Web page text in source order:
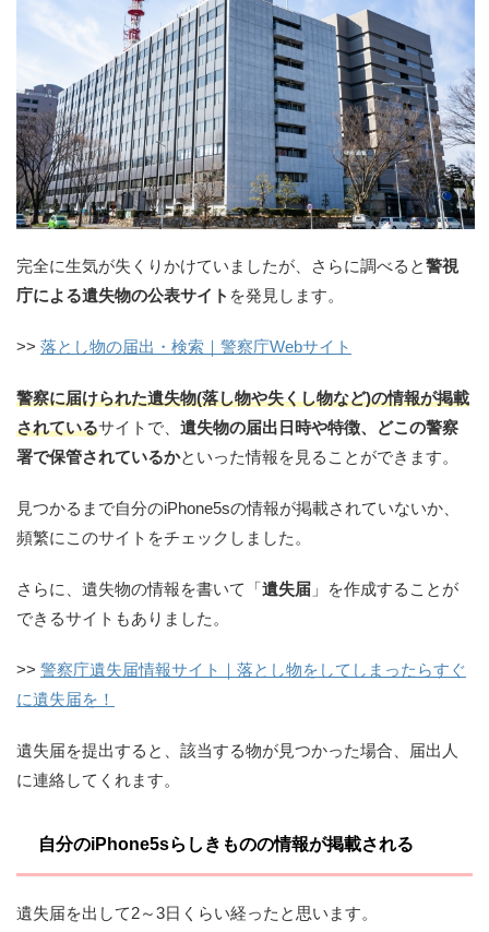
完全に生気が失くりかけていましたが、さらに調べると警視
庁による遺失物の公表サイト を発見します。
>> 落とし物の届出・検索｜警察庁Webサイト
警察に届けられた遺失物(落し物や失くし物など)の情報が掲載
されているサイトで、 遺失物の届出日時や特徴、どこの警察
署で保管されているかといった情報を見ることができます。
見つかるまで自分のiPhone5sの情報が掲載されていないか、
頻繁にこのサイトをチェックしました。
さらに、遺失物の情報を書いて「遺失届 」を作成することが
できるサイトもありました。
>> 警察庁遺失届情報サイト｜落とし物をしてしまったらすぐ
に遺失届を！
遺失届を提出すると、該当する物が見つかった場合、届出人
に連絡してくれます。
自分のiPhone5sらしきものの情報が掲載される
遺失届を出して2～3日くらい経ったと思います。